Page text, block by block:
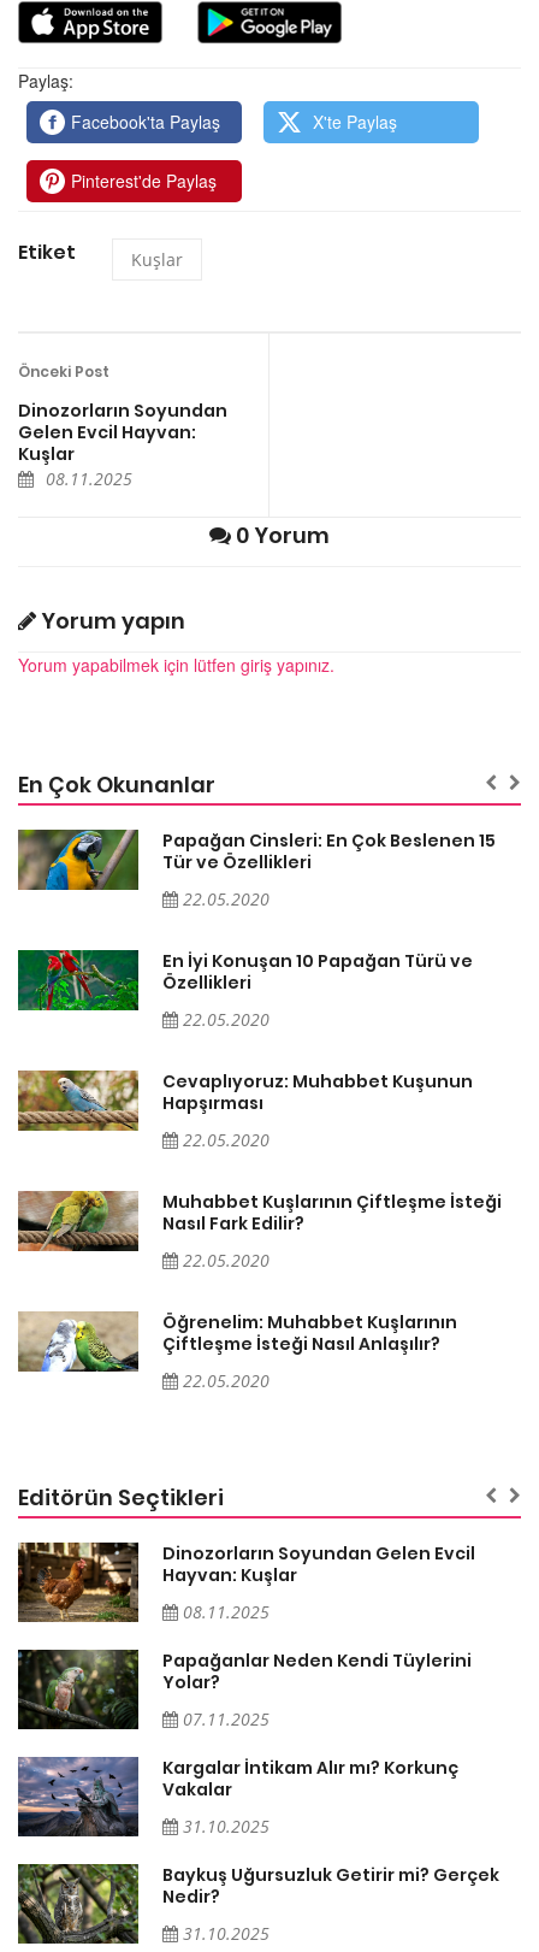
Paylaş:
Facebook'ta Paylaş
X'te Paylaş
Pinterest'de Paylaş
Etiket Kuşlar
Önceki Post
Dinozorların Soyundan
Gelen Evcil Hayvan:
Kuşlar
08.11.2025
0 Yorum
Yorum yapın
Yorum yapabilmek için lütfen giriş yapınız.
En Çok Okunanlar
Papağan Cinsleri: En Çok Beslenen 15
Tür ve Özellikleri
22.05.2020
En İyi Konuşan 10 Papağan Türü ve
Özellikleri
22.05.2020
Cevaplıyoruz: Muhabbet Kuşunun
Hapşırması
22.05.2020
Muhabbet Kuşlarının Çiftleşme İsteği
Nasıl Fark Edilir?
22.05.2020
Öğrenelim: Muhabbet Kuşlarının
Çiftleşme İsteği Nasıl Anlaşılır?
22.05.2020
Editörün Seçtikleri
Dinozorların Soyundan Gelen Evcil
Hayvan: Kuşlar
08.11.2025
Papağanlar Neden Kendi Tüylerini
Yolar?
07.11.2025
Kargalar İntikam Alır mı? Korkunç
Vakalar
31.10.2025
Baykuş Uğursuzluk Getirir mi? Gerçek
Nedir?
31.10.2025